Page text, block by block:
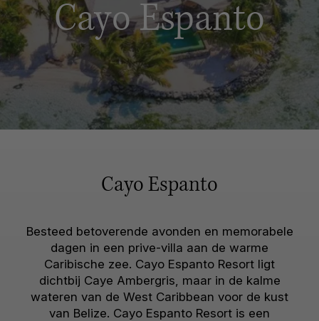
Cayo Espanto
Cayo Espanto
Besteed betoverende avonden en memorabele
dagen in een prive-villa aan de warme
Caribische zee. Cayo Espanto Resort ligt
dichtbij Caye Ambergris, maar in de kalme
wateren van de West Caribbean voor de kust
van Belize. Cayo Espanto Resort is een